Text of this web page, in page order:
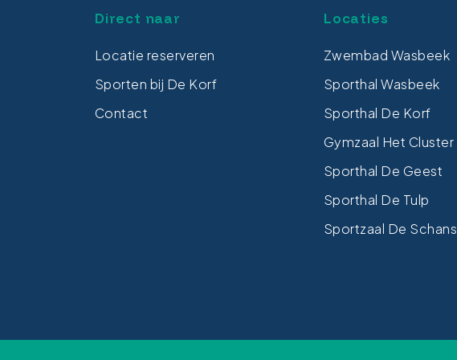
Direct naar
Locatie reserveren
Sporten bij De Korf
Contact
Locaties
Zwembad Wasbeek
Sporthal Wasbeek
Sporthal De Korf
Gymzaal Het Cluster
Sporthal De Geest
Sporthal De Tulp
Sportzaal De Schans